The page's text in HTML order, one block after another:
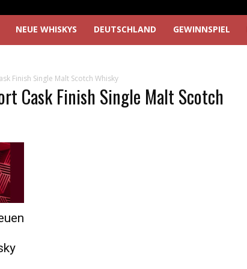
NEUE WHISKYS DEUTSCHLAND GEWINNSPIEL
Finish Single Malt Scotch Whisky
Cask Finish Single Malt Scotch